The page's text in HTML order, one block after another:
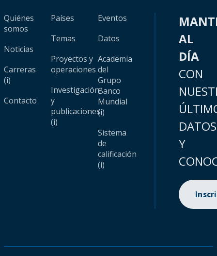
Quiénes
somos
Noticias
Carreras
(i)
Contacto
Países
Temas
Proyectos y
operaciones
Investigación
y
publicaciones
(i)
Eventos
Datos
Academia
del
Grupo
Banco
Mundial
(i)
Sistema
de
calificación
(i)
AL
DÍA
CON
DATOS
Y